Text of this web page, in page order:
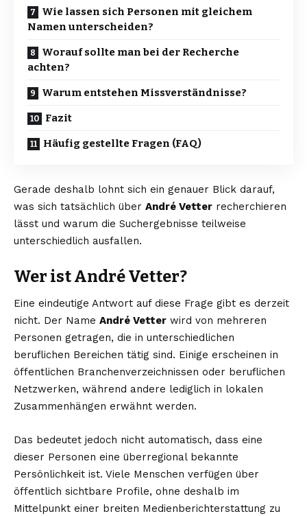
Wie lassen sich Personen mit gleichem
Namen unterscheiden?
Worauf sollte man bei der Recherche
achten?
Warum entstehen Missverständnisse?
Fazit
Häufig gestellte Fragen (FAQ)
Gerade deshalb lohnt sich ein genauer Blick darauf,
was sich tatsächlich über André Vetter recherchieren
lässt und warum die Suchergebnisse teilweise
unterschiedlich ausfallen.
Wer ist André Vetter?
Eine eindeutige Antwort auf diese Frage gibt es derzeit
nicht. Der Name André Vetter wird von mehreren
Personen getragen, die in unterschiedlichen
beruflichen Bereichen tätig sind. Einige erscheinen in
öffentlichen Branchenverzeichnissen oder beruflichen
Netzwerken, während andere lediglich in lokalen
Zusammenhängen erwähnt werden.
Das bedeutet jedoch nicht automatisch, dass eine
dieser Personen eine überregional bekannte
Persönlichkeit ist. Viele Menschen verfügen über
öffentlich sichtbare Profile, ohne deshalb im
Mittelpunkt einer breiten Medienberichterstattung zu